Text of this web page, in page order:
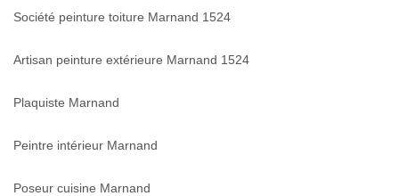
Société peinture toiture Marnand 1524
Artisan peinture extérieure Marnand 1524
Plaquiste Marnand
Peintre intérieur Marnand
Poseur cuisine Marnand